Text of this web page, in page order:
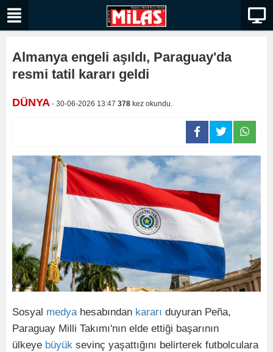
Almanya engeli aşıldı, Paraguay'da
resmi tatil kararı geldi
DÜNYA - 30-06-2026 13:47 378 kez okundu.
Sosyal medya hesabından kararı duyuran Peña,
Paraguay Milli Takımı'nın elde ettiği başarının
ülkeye büyük sevinç yaşattığını belirterek futbolculara